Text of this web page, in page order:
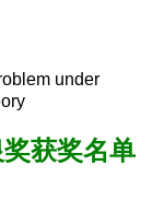
under
获奖名单